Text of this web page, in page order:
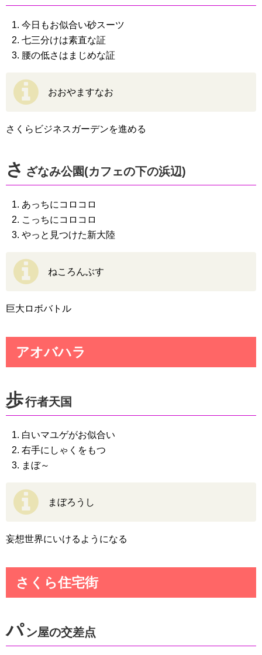
今日もお似合い砂スーツ
七三分けは素直な証
腰の低さはまじめな証
おおやますなお
さくらビジネスガーデンを進める
さ ざなみ公園(カフェの下の浜辺)
あっちにコロコロ
こっちにコロコロ
やっと見つけた新大陸
ねころんぶす
巨大ロボバトル
アオバハラ
歩行者天国
白いマユゲがお似合い
右手にしゃくをもつ
まぼ～
まぼろうし
妄想世界にいけるようになる
さくら住宅街
パ ン屋の交差点